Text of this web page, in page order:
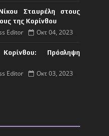
Σταυρέλη στους
της Κορίνθου
Editor Οκτ 04, 2023
Πρόσληψη
Editor Οκτ 03, 2023